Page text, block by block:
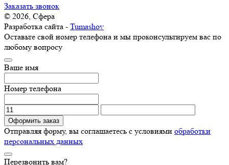
Заказать звонок
© 2026, Сфера
Разработка сайта - Tumashov
Оставьте свой номер телефона и мы проконсультируем вас по
любому вопросу
Ваше имя
Номер телефона
Оформить заказ
Отправляя форму, вы соглашаетесь с условиями обработки
персональных данных
Перезвонить вам?